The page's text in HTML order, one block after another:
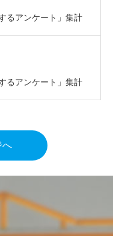
るアンケート」集計
るアンケート」集計
へ